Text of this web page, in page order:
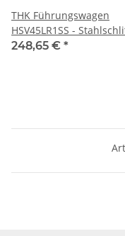
THK Führungswagen
HSV45LR1SS -
248,65 € *